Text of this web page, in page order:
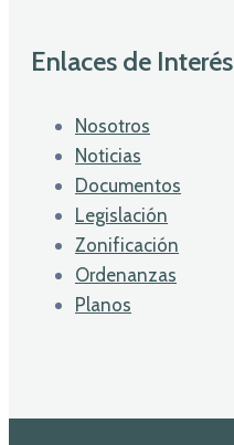
Enlaces de Interés
Nosotros
Noticias
Documentos
Legislación
Zonificación
Ordenanzas
Planos